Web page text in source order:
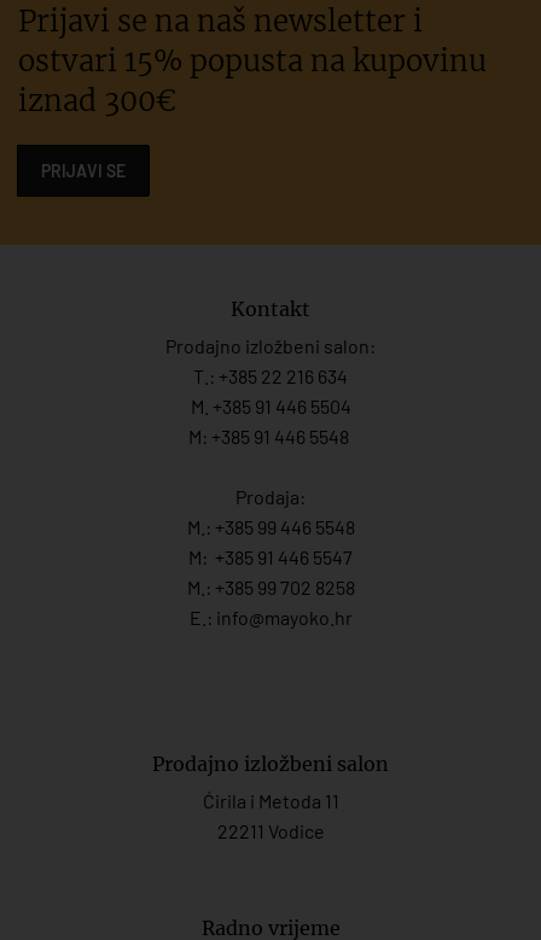
Prijavi se na naš newsletter i
ostvari 15% popusta na kupovinu
iznad 300€
PRIJAVI SE
Kontakt
Prodajno izložbeni salon:
T.: +385 22 216 634
M. +385 91 446 5504
M: +385 91 446 5548
Prodaja:
M.: +385 99 446 5548
M: +385 91 446 5547
M.: +385 99 702 8258
E.: info@mayoko. hr
Prodajno izložbeni salon
Ćirila i Metoda 11
22211 Vodice
Radno vrijeme